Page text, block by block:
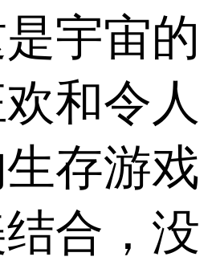
宇宙的
和令人
存游戏
合，没